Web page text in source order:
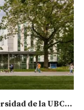
de la UBC...